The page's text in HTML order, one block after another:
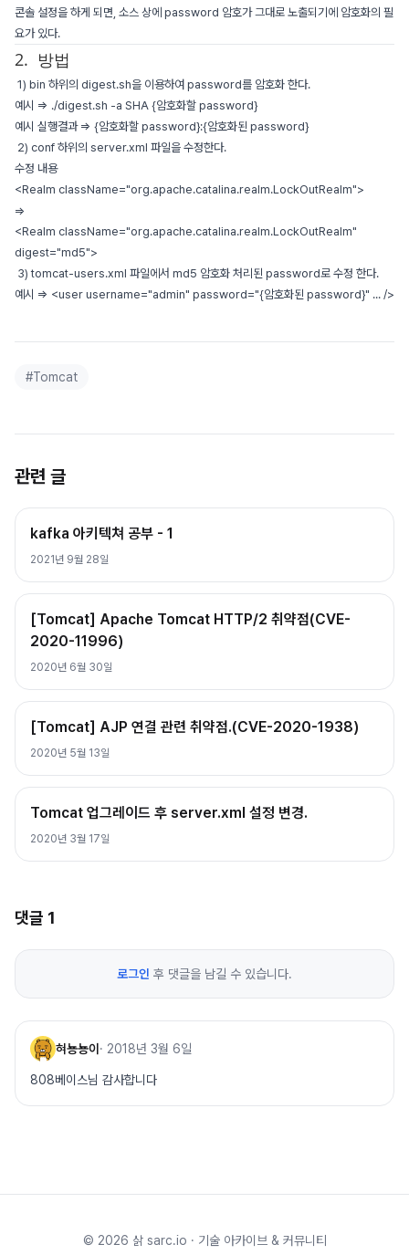
콘솔 설정을 하게 되면, 소스 상에 password 암호가 그대로 노출되기에 암호화의 필
요가 있다.
2. 방법
1) bin 하위의 digest.sh을 이용하여 password를 암호화 한다.
예시 => ./digest.sh -a SHA {암호화할 password}
예시 실행결과 => {암호화할 password}:{암호화된 password}
2) conf 하위의 server.xml 파일을 수정한다.
수정 내용
<Realm className="org.apache.catalina.realm.LockOutRealm">
=>
<Realm className="org.apache.catalina.realm.LockOutRealm"
digest="md5">
3) tomcat-users.xml 파일에서 md5 암호화 처리된 password로 수정 한다.
예시 => <user username="admin" password="{암호화된 password}" ... />
#Tomcat
관련 글
kafka 아키텍쳐 공부 - 1
2021년 9월 28일
[Tomcat] Apache Tomcat HTTP/2 취약점(CVE-
2020-11996)
2020년 6월 30일
[Tomcat] AJP 연결 관련 취약점.(CVE-2020-1938)
2020년 5월 13일
Tomcat 업그레이드 후 server.xml 설정 변경.
2020년 3월 17일
댓글 1
로그인 후 댓글을 남길 수 있습니다.
혀뇽뇽이 · 2018년 3월 6일
808베이스님 감사합니다
© 2026 삵 sarc.io · 기술 아카이브 & 커뮤니티